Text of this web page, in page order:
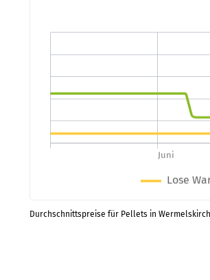
Durchschnittspreise für Pellets in